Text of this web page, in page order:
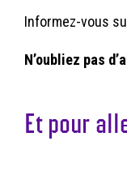
Informez-vous
N’oubliez pas
Et pour